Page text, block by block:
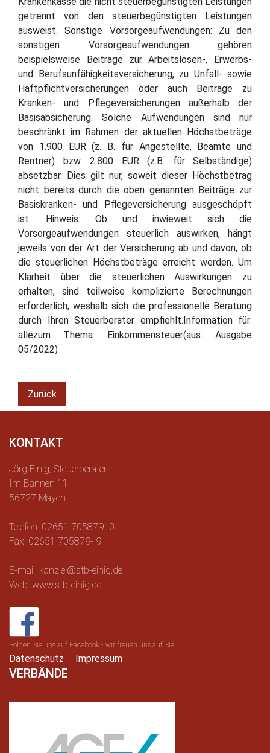
getrennt von den steuerbegünstigten Leistungen
ausweist. Sonstige Vorsorgeaufwendungen: Zu den
sonstigen Vorsorgeaufwendungen gehören
beispielsweise Beiträge zur Arbeitslosen-, Erwerbs-
und Berufsunfähigkeitsversicherung, zu Unfall- sowie
Haftpflichtversicherungen oder auch Beiträge zu
Kranken- und Pflegeversicherungen außerhalb der
Basisabsicherung. Solche Aufwendungen sind nur
beschränkt im Rahmen der aktuellen Höchstbeträge
von 1.900 EUR (z. B. für Angestellte, Beamte und
Rentner) bzw. 2.800 EUR (z.B. für Selbständige)
absetzbar. Dies gilt nur, soweit dieser Höchstbetrag
nicht bereits durch die oben genannten Beiträge zur
Basiskranken- und Pflegeversicherung ausgeschöpft
ist. Hinweis: Ob und inwieweit sich die
Vorsorgeaufwendungen steuerlich auswirken, hängt
jeweils von der Art der Versicherung ab und davon, ob
die steuerlichen Höchstbeträge erreicht werden. Um
Klarheit über die steuerlichen Auswirkungen zu
erhalten, sind teilweise komplizierte Berechnungen
erforderlich, weshalb sich die professionelle Beratung
durch Ihren Steuerberater empfiehlt.Information für:
allezum Thema: Einkommensteuer(aus: Ausgabe
05/2022)
Zurück
KONTAKT
Jörg Einig, Steuerberater
Im Bannen 11
56727 Mayen
Telefon: 02651 705879- 0
Fax: 02651 705879- 9
E-mail: kanzlei@stb-einig.de
Web: www.stb-einig.de
Folgen Sie uns auf Facebook - wir freuen uns auf Sie!
Datenschutz Impressum
VERBÄNDE